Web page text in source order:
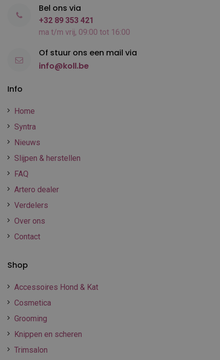
Info
Home
Syntra
Nieuws
Slijpen & herstellen
FAQ
Artero dealer
Verdelers
Over ons
Contact
Shop
Accessoires Hond & Kat
Cosmetica
Grooming
Knippen en scheren
Trimsalon
Bel ons via
+32 89 353 421
ma t/m vrij, 09:00 tot 16:00
Of stuur ons een mail via
info@koll.be